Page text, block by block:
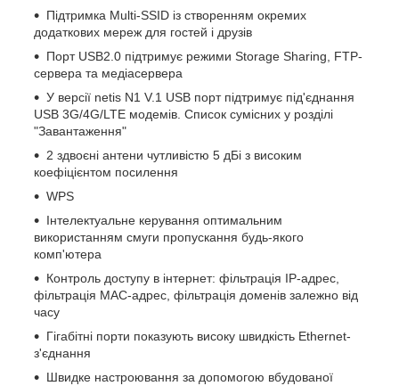
Підтримка Multi-SSID із створенням окремих
додаткових мереж для гостей і друзів
Порт USB2.0 підтримує режими Storage Sharing, FTP-
сервера та медіасервера
У версії netis N1 V.1 USB порт підтримує під'єднання
USB 3G/4G/LTE модемів. Список сумісних у розділі
"Завантаження"
2 здвоєні антени чутливістю 5 дБі з високим
коефіцієнтом посилення
WPS
Інтелектуальне керування оптимальним
використанням смуги пропускання будь-якого
комп'ютера
Контроль доступу в інтернет: фільтрація IP-адрес,
фільтрація MAC-адрес, фільтрація доменів залежно від
часу
Гігабітні порти показують високу швидкість Ethernet-
з'єднання
Швидке настроювання за допомогою вбудованої